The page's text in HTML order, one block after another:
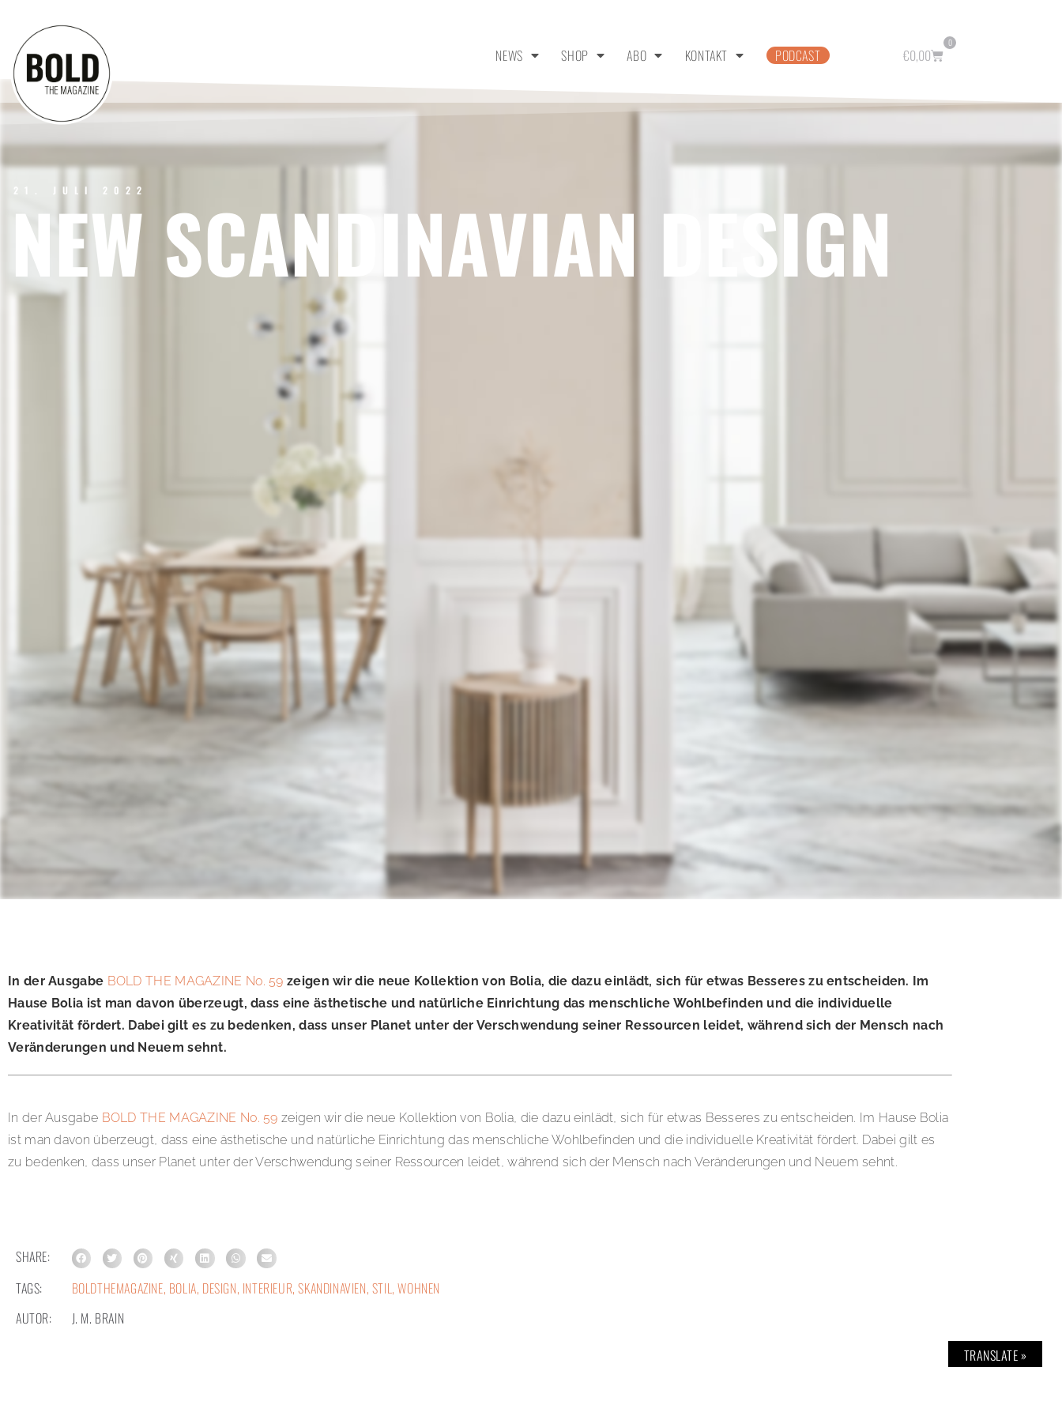
NEWS SHOP ABO KONTAKT PODCAST €0,00
0
21. JULI 2022
NEW SCANDINAVIAN DESIGN
In der Ausgabe BOLD THE MAGAZINE No. 59 zeigen wir die neue Kollektion von Bolia, die dazu einlädt, sich für etwas Besseres zu entscheiden. Im
Hause Bolia ist man davon überzeugt, dass eine ästhetische und natürliche Einrichtung das menschliche Wohlbefinden und die individuelle
Kreativität fördert. Dabei gilt es zu bedenken, dass unser Planet unter der Verschwendung seiner Ressourcen leidet, während sich der Mensch nach
Veränderungen und Neuem sehnt.
In der Ausgabe BOLD THE MAGAZINE No. 59 zeigen wir die neue Kollektion von Bolia, die dazu einlädt, sich für etwas Besseres zu entscheiden. Im Hause Bolia
ist man davon überzeugt, dass eine ästhetische und natürliche Einrichtung das menschliche Wohlbefinden und die individuelle Kreativität fördert. Dabei gilt es
zu bedenken, dass unser Planet unter der Verschwendung seiner Ressourcen leidet, während sich der Mensch nach Veränderungen und Neuem sehnt.
SHARE:
TAGS:
BOLDTHEMAGAZINE, BOLIA, DESIGN, INTERIEUR,SKANDINAVIEN, STIL,WOHNEN
AUTOR:
J. M. BRAIN
TRANSLATE »